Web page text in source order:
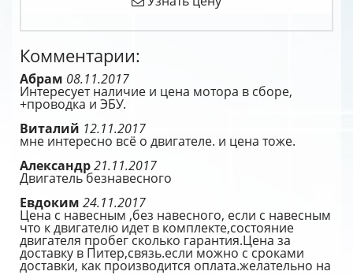
Комментарии:
Абрам 08.11.2017
Интересует наличие и цена мотора в сборе,
+проводка и ЭБУ.
Виталий 12.11.2017
мне интересно всё о двигателе. и цена тоже.
Александр21.11.2017
Двигатель безнавесного
Евдоким 24.11.2017
Цена с навесным ,без навесного, если с навесным
что к двигателю идет в комплекте,состояние
двигателя пробег сколько гарантия.Цена за
доставку в Питер,связь.если можно с сроками
доставки, как производится оплата.желательно на